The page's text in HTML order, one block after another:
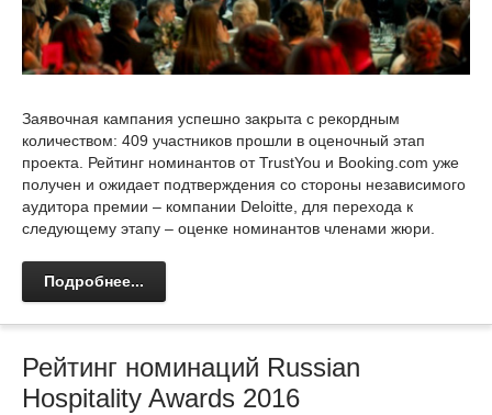
Заявочная кампания успешно закрыта с рекордным
количеством: 409 участников прошли в оценочный этап
проекта. Рейтинг номинантов от TrustYou и Booking.com уже
получен и ожидает подтверждения со стороны независимого
аудитора премии – компании Deloitte, для перехода к
следующему этапу – оценке номинантов членами жюри.
Подробнее...
Рейтинг номинаций Russian
Hospitality Awards 2016